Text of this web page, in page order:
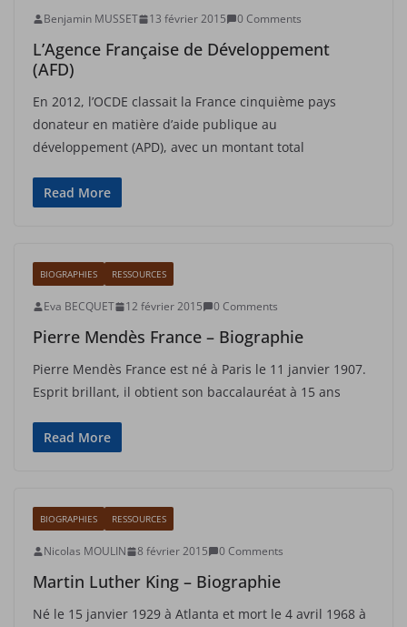
Benjamin MUSSET 13 février 2015 0 Comments
L’Agence Française de Développement
(AFD)
En 2012, l’OCDE classait la France cinquième pays
donateur en matière d’aide publique au
développement (APD), avec un montant total
Read More
BIOGRAPHIES RESSOURCES
Eva BECQUET 12 février 2015 0 Comments
Pierre Mendès France – Biographie
Pierre Mendès France est né à Paris le 11 janvier 1907.
Esprit brillant, il obtient son baccalauréat à 15 ans
Read More
BIOGRAPHIES RESSOURCES
Nicolas MOULIN 8 février 2015 0 Comments
Martin Luther King – Biographie
Né le 15 janvier 1929 à Atlanta et mort le 4 avril 1968 à